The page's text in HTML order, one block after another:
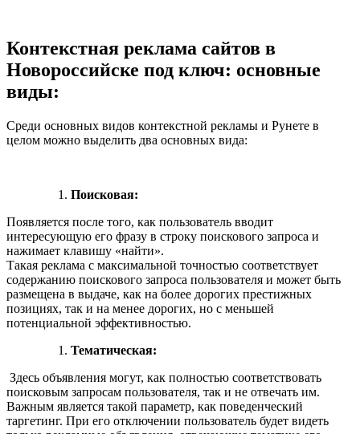
Контекстная реклама сайтов в
Новороссийске под ключ: основные
виды:
Среди основных видов контекстной рекламы и Рунете в
целом можно выделить два основных вида:
Поисковая:
Появляется после того, как пользователь вводит
интересующую его фразу в строку поискового запроса и
нажимает клавишу «найти».
Такая реклама с максимальной точностью соответствует
содержанию поискового запроса пользователя и может быть
размещена в выдаче, как на более дорогих престижных
позициях, так и на менее дорогих, но с меньшей
потенциальной эффективностью.
Тематическая:
Здесь объявления могут, как полностью соответствовать
поисковым запросам пользователя, так и не отвечать им.
Важным является такой параметр, как поведенческий
таргетинг. При его отключении пользователь будет видеть